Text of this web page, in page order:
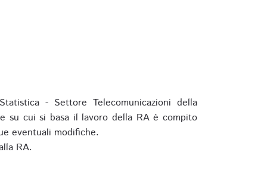
- Settore Telecomunicazioni della
su cui si basa il lavoro della RA è compito
eventuali modifiche.
RA.